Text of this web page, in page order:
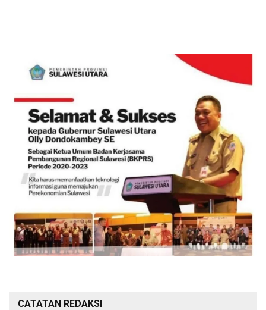
CATATAN REDAKSI